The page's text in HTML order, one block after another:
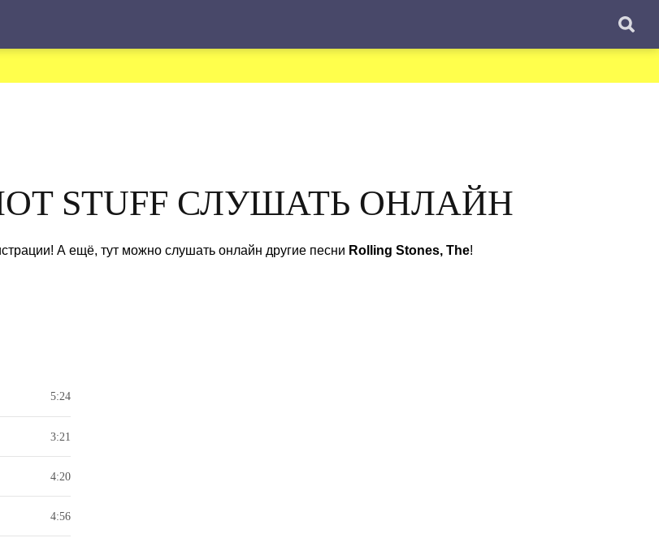
STUFF СЛУШАТЬ ОНЛАЙН
А ещё, тут можно слушать онлайн другие песни Rolling Stones, The!
5:24
3:21
4:20
4:56